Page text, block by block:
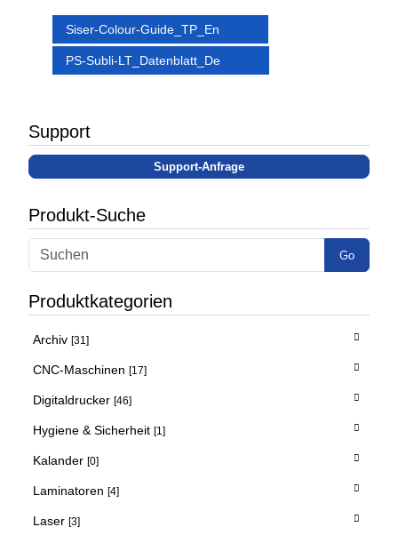
Siser-Colour-Guide_TP_En
PS-Subli-LT_Datenblatt_De
Support
Support-Anfrage
Produkt-Suche
Go
Produktkategorien
Archiv [31]
CNC-Maschinen [17]
Digitaldrucker [46]
Hygiene & Sicherheit [1]
Kalander [0]
Laminatoren [4]
Laser [3]